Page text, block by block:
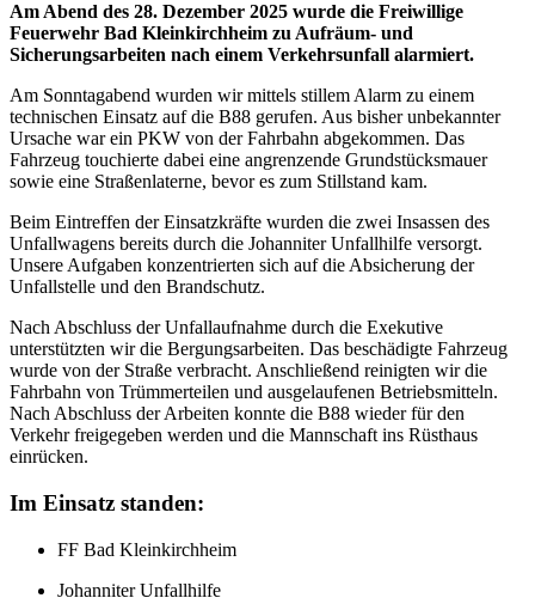
Am Abend des 28. Dezember 2025 wurde die Freiwillige
Feuerwehr Bad Kleinkirchheim zu Aufräum- und
Sicherungsarbeiten nach einem Verkehrsunfall alarmiert.
Am Sonntagabend wurden wir mittels stillem Alarm zu einem
technischen Einsatz auf die B88 gerufen. Aus bisher unbekannter
Ursache war ein PKW von der Fahrbahn abgekommen. Das
Fahrzeug touchierte dabei eine angrenzende Grundstücksmauer
sowie eine Straßenlaterne, bevor es zum Stillstand kam.
Beim Eintreffen der Einsatzkräfte wurden die zwei Insassen des
Unfallwagens bereits durch die Johanniter Unfallhilfe versorgt.
Unsere Aufgaben konzentrierten sich auf die Absicherung der
Unfallstelle und den Brandschutz.
Nach Abschluss der Unfallaufnahme durch die Exekutive
unterstützten wir die Bergungsarbeiten. Das beschädigte Fahrzeug
wurde von der Straße verbracht. Anschließend reinigten wir die
Fahrbahn von Trümmerteilen und ausgelaufenen Betriebsmitteln.
Nach Abschluss der Arbeiten konnte die B88 wieder für den
Verkehr freigegeben werden und die Mannschaft ins Rüsthaus
einrücken.
Im Einsatz standen:
FF Bad Kleinkirchheim
Johanniter Unfallhilfe